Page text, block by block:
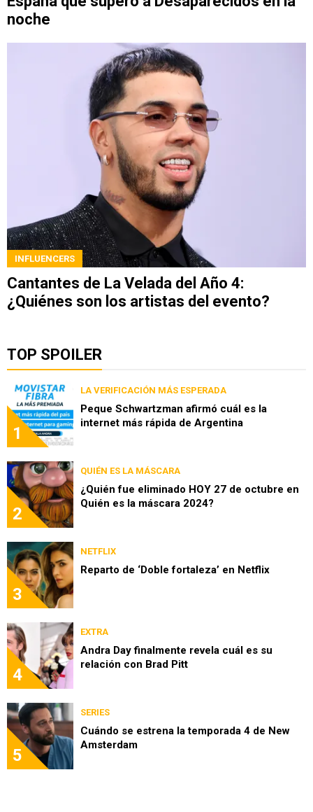
noche
INFLUENCERS
Cantantes de La Velada del Año 4:
¿Quiénes son los artistas del evento?
TOP SPOILER
1
LA VERIFICACIÓN MÁS ESPERADA
Peque Schwartzman afirmó cuál es la
internet más rápida de Argentina
2
QUIÉN ES LA MÁSCARA
¿Quién fue eliminado HOY 27 de octubre en
Quién es la máscara 2024?
3
NETFLIX
Reparto de ‘Doble fortaleza’ en Netflix
4
EXTRA
Andra Day finalmente revela cuál es su
relación con Brad Pitt
5
SERIES
Cuándo se estrena la temporada 4 de New
Amsterdam